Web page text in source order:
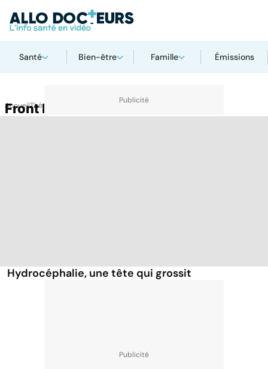
Santé Bien-être Famille Émissions
AccueilThématiques
Front bombé
Hydrocéphalie, une tête qui grossit